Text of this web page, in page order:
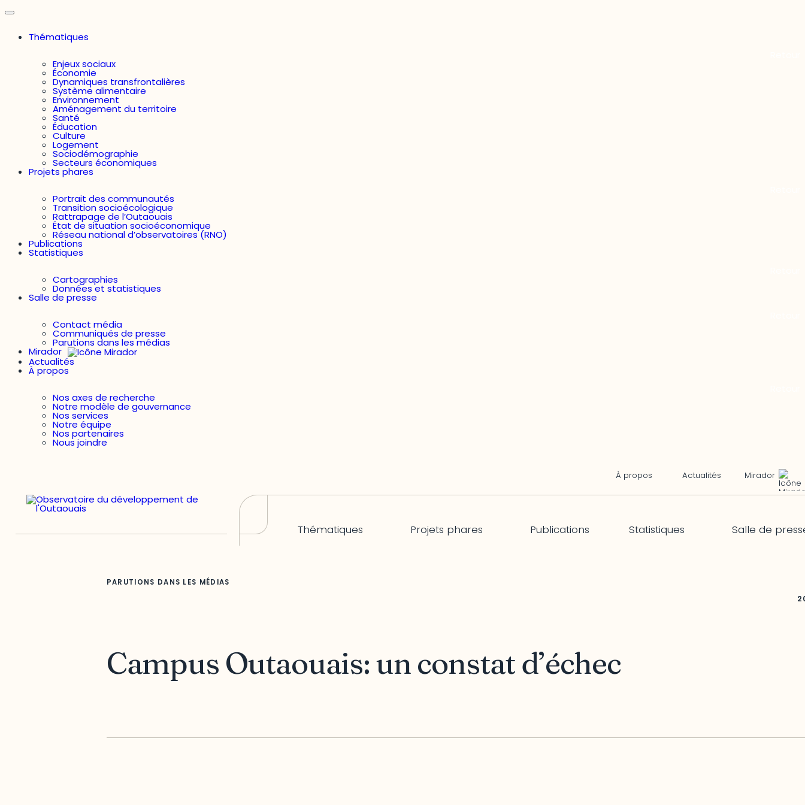
Thématiques
Enjeux sociaux
Économie
Dynamiques transfrontalières
Système alimentaire
Environnement
Aménagement du territoire
Santé
Éducation
Culture
Logement
Sociodémographie
Secteurs économiques
Projets phares
Portrait des communautés
Transition socioécologique
Rattrapage de l’Outaouais
État de situation socioéconomique
Réseau national d’observatoires (RNO)
Publications
Statistiques
Cartographies
Données et statistiques
Salle de presse
Contact média
Communiqués de presse
Parutions dans les médias
Mirador
Actualités
À propos
Nos axes de recherche
Notre modèle de gouvernance
Nos services
Notre équipe
Nos partenaires
Nous joindre
À propos Actualités Mirador
Thématiques Projets phares Publications Statistiques Salle de
PARUTIONS DANS LES MÉDIAS
Campus Outaouais: un constat d’échec